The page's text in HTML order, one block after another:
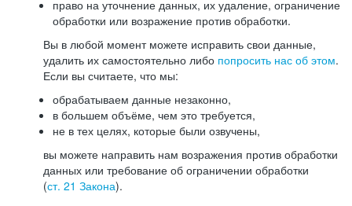
право на уточнение данных, их удаление, ограничение
обработки или возражение против обработки.
Вы в любой момент можете исправить свои данные,
удалить их самостоятельно либо попросить нас об этом.
Если вы считаете, что мы:
обрабатываем данные незаконно,
в большем объёме, чем это требуется,
не в тех целях, которые были озвучены,
вы можете направить нам возражения против обработки
данных или требование об ограничении обработки
(ст. 21 Закона).